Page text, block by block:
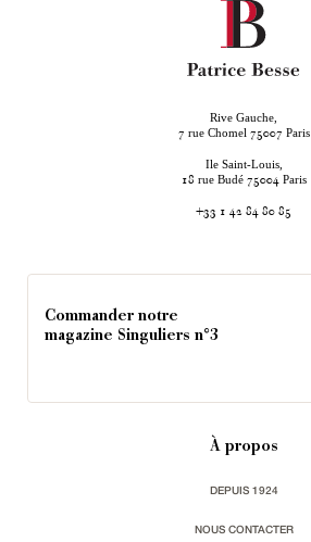
Rive Gauche,
7 rue Chomel 75007 Paris
Ile Saint-Louis,
18 rue Budé 75004 Paris
+33 1 42 84 80 85
Commander notre
magazine Singuliers n°3
À propos
DEPUIS 1924
NOUS CONTACTER